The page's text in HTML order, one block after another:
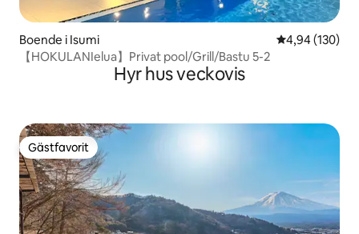
Boende i Isumi 4,94 av 5 i
4,94 (130)
【HOKULANIelua】Privat pool/Grill/Bastu 5-2
Hyr hus veckovis
Gästfavorit
Gästfavorit